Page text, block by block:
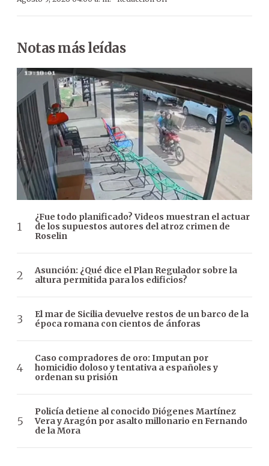
Notas más leídas
¿Fue todo planificado? Videos muestran el actuar
de los supuestos autores del atroz crimen de
Roselin
Asunción: ¿Qué dice el Plan Regulador sobre la
altura permitida para los edificios?
El mar de Sicilia devuelve restos de un barco de la
época romana con cientos de ánforas
Caso compradores de oro: Imputan por
homicidio doloso y tentativa a españoles y
ordenan su prisión
Policía detiene al conocido Diógenes Martínez
Vera y Aragón por asalto millonario en Fernando
de la Mora